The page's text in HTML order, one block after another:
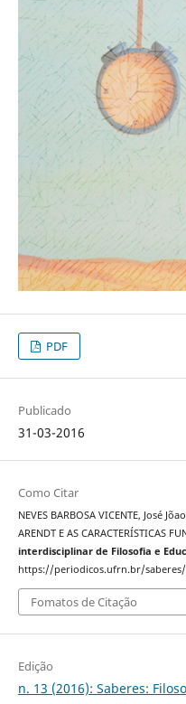
PDF
Publicado
31-03-2016
Como Citar
NEVES BARBOSA VICENTE, José
ARENDT E AS CARACTERÍSTICAS
interdisciplinar de Filosofia e
https://periodicos.ufrn.br/saberes/
Fomatos de Citação
Edição
n. 13 (2016): Saberes: